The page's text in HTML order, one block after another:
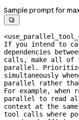
Sample prompt for

If you intend to
dependencies
calls, make all of
parallel.
simultaneously
parallel rather
For example,
parallel to read
context at the
tool calls where